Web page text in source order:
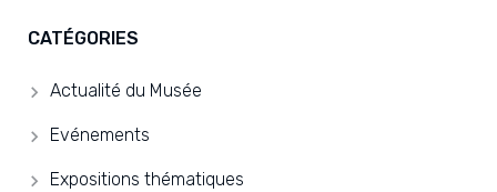
CATÉGORIES
Actualité du Musée
Evénements
Expositions thématiques